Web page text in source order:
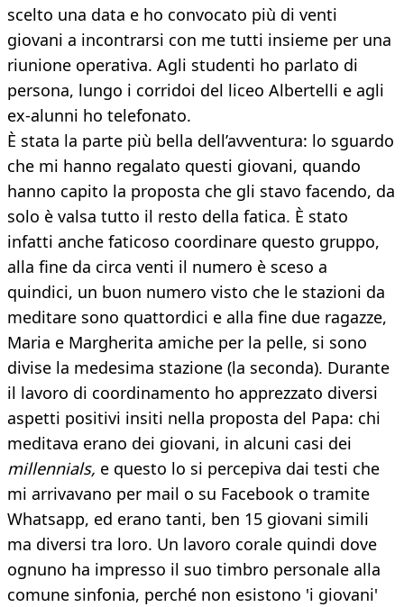
scelto una data e ho convocato più di venti
giovani a incontrarsi con me tutti insieme per una
riunione operativa. Agli studenti ho parlato di
persona, lungo i corridoi del liceo Albertelli e agli
ex-alunni ho telefonato.
È stata la parte più bella dell’avventura: lo sguardo
che mi hanno regalato questi giovani, quando
hanno capito la proposta che gli stavo facendo, da
solo è valsa tutto il resto della fatica. È stato
infatti anche faticoso coordinare questo gruppo,
alla fine da circa venti il numero è sceso a
quindici, un buon numero visto che le stazioni da
meditare sono quattordici e alla fine due ragazze,
Maria e Margherita amiche per la pelle, si sono
divise la medesima stazione (la seconda). Durante
il lavoro di coordinamento ho apprezzato diversi
aspetti positivi insiti nella proposta del Papa: chi
meditava erano dei giovani, in alcuni casi dei
millennials, e questo lo si percepiva dai testi che
mi arrivavano per mail o su Facebook o tramite
Whatsapp, ed erano tanti, ben 15 giovani simili
ma diversi tra loro. Un lavoro corale quindi dove
ognuno ha impresso il suo timbro personale alla
comune sinfonia, perché non esistono 'i giovani'